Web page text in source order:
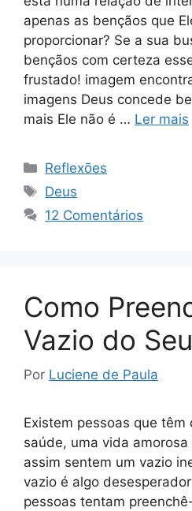
apenas as bençãos que
proporcionar? Se a sua
bençãos com certeza
frustado! imagem
imagens Deus concede
mais Ele não é … Ler mais
Categorias
Reflexões
Tags
Deus
12 Comentários
Como
Vazio do
Por Luciene de Paula
Existem pessoas que
saúde, uma vida
assim sentem um vazio
vazio é algo
pessoas tentam